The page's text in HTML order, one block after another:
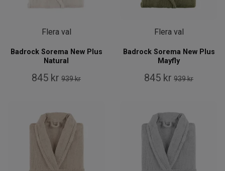
Flera val
Badrock Sorema New Plus
Natural
845 kr 939 kr
Flera val
Badrock Sorema New Plus
Mayfly
845 kr 939 kr